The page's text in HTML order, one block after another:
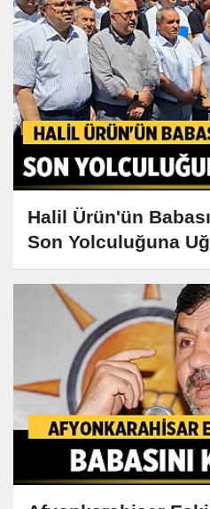
Halil Ürün'ün
Son Yolculuğuna